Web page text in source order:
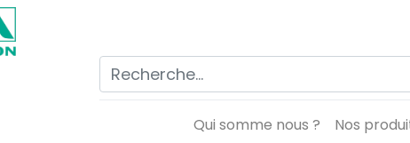
Qui somme nous ? Nos